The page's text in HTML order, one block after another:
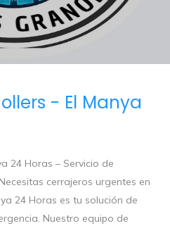
- El Manya
24 Horas – Servicio de
cerrajeros urgentes en
24 Horas es tu solución de
Nuestro equipo de